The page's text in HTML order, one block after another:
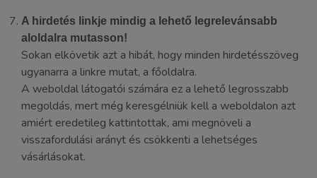
A hirdetés linkje mindig a lehető legrelevánsabb
aloldalra mutasson!
Sokan elkövetik azt a hibát, hogy minden hirdetésszöveg
ugyanarra a linkre mutat, a főoldalra.
A weboldal látogatói számára ez a lehető legrosszabb
megoldás, mert még keresgélniük kell a weboldalon azt
amiért eredetileg kattintottak, ami megnöveli a
visszafordulási arányt és csökkenti a lehetséges
vásárlásokat.